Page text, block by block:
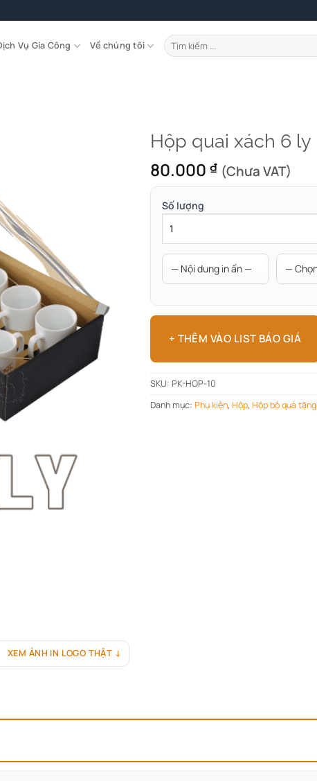
Vụ Gia Công Về chúng tôi
Tìm
kiếm:
XEM ẢNH IN LOGO THẬT ↓
Hộp quai xách 6 ly
80.000 ₫ (Chưa VAT)
Số lượng
+ THÊM VÀO LIST BÁO GIÁ
SKU: PK-HOP-10
Danh mục: Phụ kiện, Hộp, Hộp bộ quà tặng